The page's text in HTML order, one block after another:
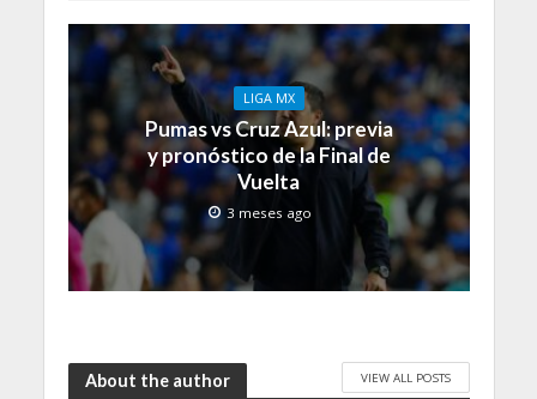
LIGA MX
Pumas vs Cruz Azul: previa
y pronóstico de la Final de
Vuelta
3 meses ago
About the author VIEW ALL POSTS